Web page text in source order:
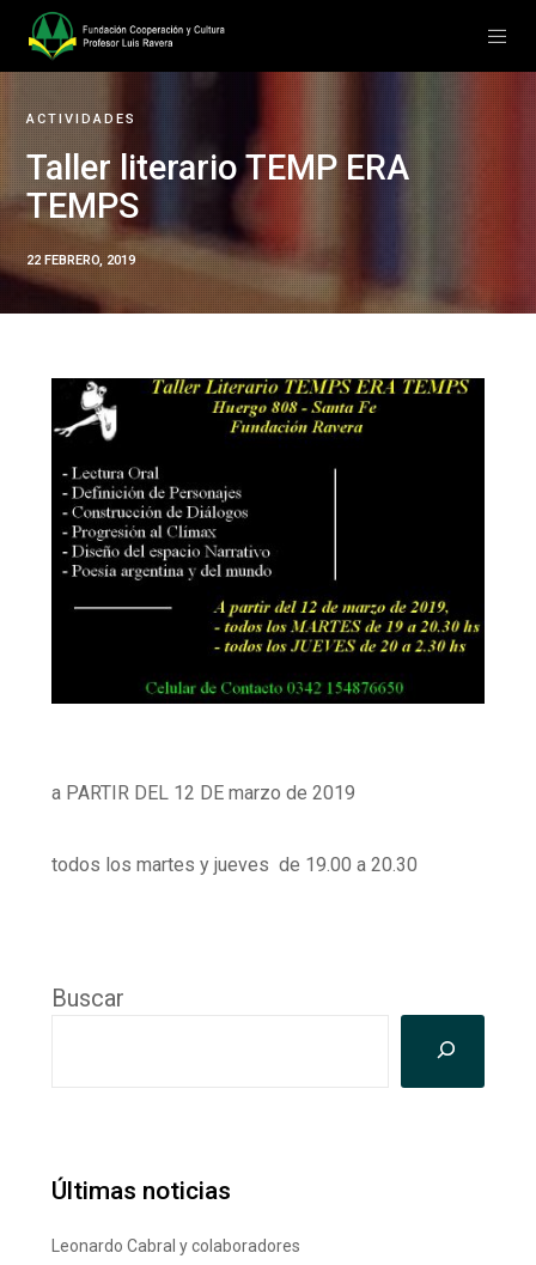
ACTIVIDADES
Taller literario TEMP ERA
TEMPS
22 FEBRERO, 2019
a PARTIR DEL 12 DE marzo de 2019
todos los martes y jueves de 19.00 a 20.30
Buscar
Últimas noticias
Leonardo Cabral y colaboradores